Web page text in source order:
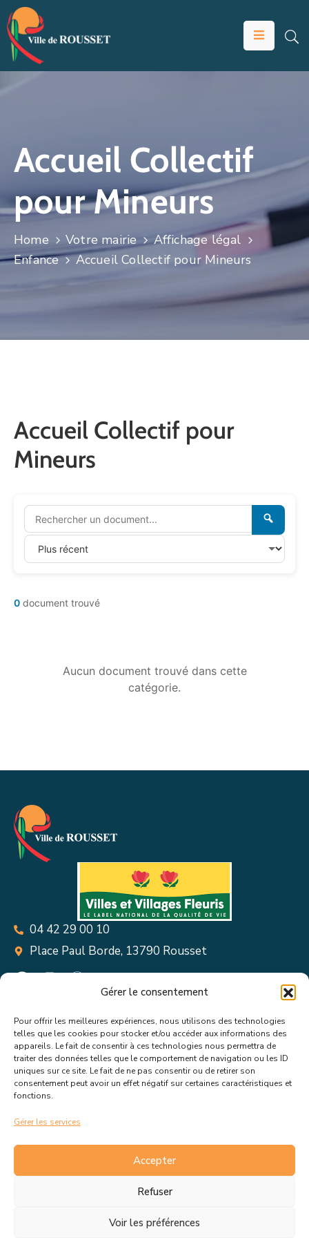
Gérer le consentement
Pour offrir les meilleures expériences, nous utilisons des technologies
telles que les cookies pour stocker et/ou accéder aux informations des
appareils. Le fait de consentir à ces technologies nous permettra de
traiter des données telles que le comportement de navigation ou les ID
uniques sur ce site. Le fait de ne pas consentir ou de retirer son
consentement peut avoir un effet négatif sur certaines caractéristiques et
fonctions.
Gérer les services
Accepter
Refuser
Voir les préférences
VOTRE
ÉDUCATION
JEUNESSE
SOLIDARITÉS
ÉCONOMIE
Accueil Collectif
pour Mineurs
Home Votre mairie
Affichage légal
Enfance
Accueil Collectif pour Mineurs
Accueil Collectif pour
Mineurs
0 document trouvé
Aucun document trouvé dans cette
catégorie.
04 42 29 00 10
Place Paul Borde, 13790 Rousset
Suivez toutes les informations &
actualités de votre ville !
mairie de Rousset. En savoir plus sur la gestion de mes